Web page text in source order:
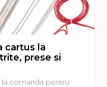
cartus la
prese si
comanda pentru